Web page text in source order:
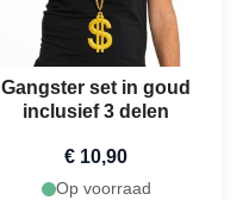
Gangster set in goud
inclusief 3 delen
€ 10,90
Op voorraad